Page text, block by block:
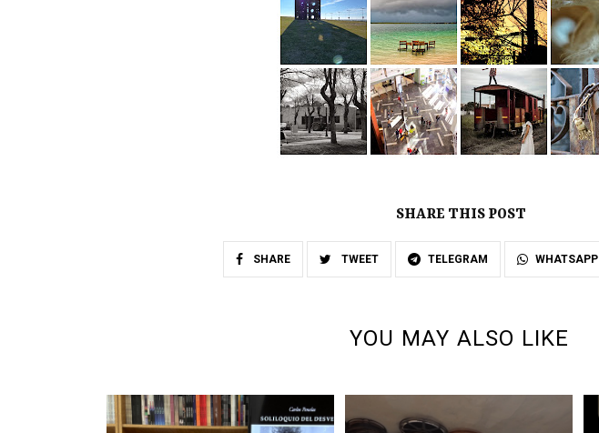
SHARE THIS POST
SHARE TWEET TELEGRAM WHATSAPP
YOU MAY ALSO LIKE